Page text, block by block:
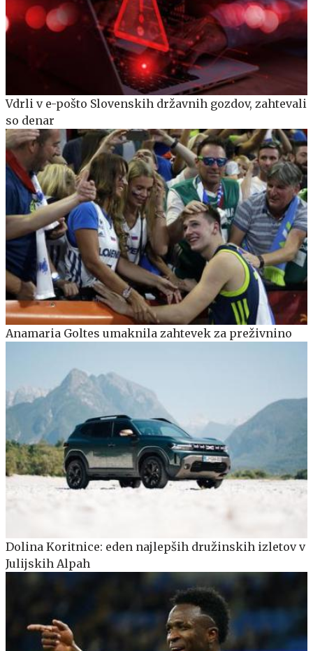
Vdrli v e-pošto Slovenskih državnih gozdov, zahtevali
so denar
Anamaria Goltes umaknila zahtevek za preživnino
Dolina Koritnice: eden najlepših družinskih izletov v
Julijskih Alpah